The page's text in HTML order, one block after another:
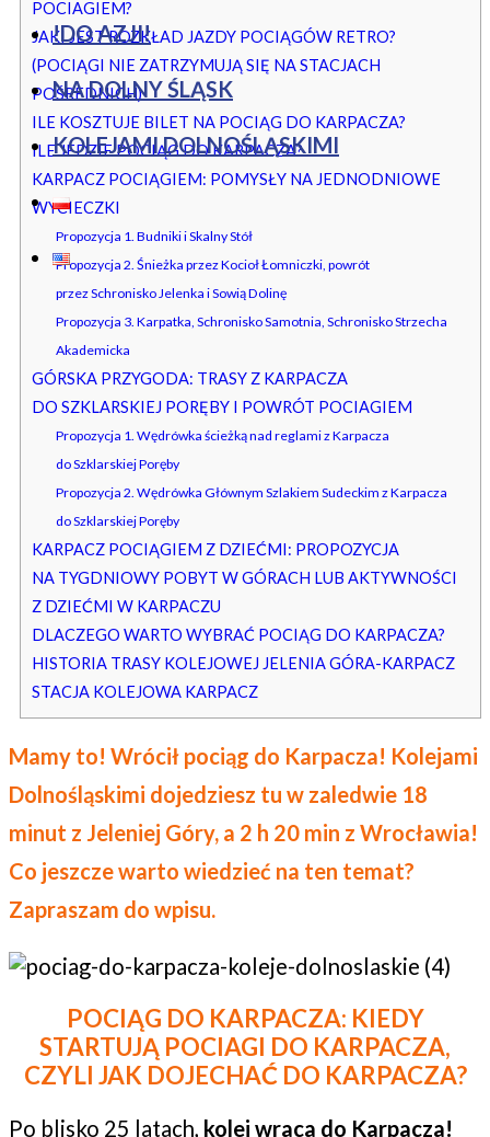
!DO AZJI!
NA DOLNY ŚLĄSK
KOLEJAMI DOLNOŚLĄSKIMI
POCIAGIEM?
JAKI JEST ROZKŁAD JAZDY POCIĄGÓW RETRO?
(POCIĄGI NIE ZATRZYMUJĄ SIĘ NA STACJACH
POŚREDNICH)
ILE KOSZTUJE BILET NA POCIĄG DO KARPACZA?
ILE JEDZIE POCIĄG DO KARPACZA?
KARPACZ POCIĄGIEM: POMYSŁY NA JEDNODNIOWE
WYCIECZKI
Propozycja 1. Budniki i Skalny Stół
Propozycja 2. Śnieżka przez Kocioł Łomniczki, powrót
przez Schronisko Jelenka i Sowią Dolinę
Propozycja 3. Karpatka, Schronisko Samotnia, Schronisko Strzecha
Akademicka
GÓRSKA PRZYGODA: TRASY Z KARPACZA
DO SZKLARSKIEJ PORĘBY I POWRÓT POCIAGIEM
Propozycja 1. Wędrówka ścieżką nad reglami z Karpacza
do Szklarskiej Poręby
Propozycja 2. Wędrówka Głównym Szlakiem Sudeckim z Karpacza
do Szklarskiej Poręby
KARPACZ POCIĄGIEM Z DZIEĆMI: PROPOZYCJA
NA TYGDNIOWY POBYT W GÓRACH LUB AKTYWNOŚCI
Z DZIEĆMI W KARPACZU
DLACZEGO WARTO WYBRAĆ POCIĄG DO KARPACZA?
HISTORIA TRASY KOLEJOWEJ JELENIA GÓRA-KARPACZ
STACJA KOLEJOWA KARPACZ
Mamy to! Wrócił pociąg do Karpacza! Kolejami
Dolnośląskimi dojedziesz tu w zaledwie 18
minut z Jeleniej Góry, a 2 h 20 min z Wrocławia!
Co jeszcze warto wiedzieć na ten temat?
Zapraszam do wpisu.
POCIĄG DO KARPACZA: KIEDY
STARTUJĄ POCIAGI DO KARPACZA,
CZYLI JAK DOJECHAĆ DO KARPACZA?
Po blisko 25 latach, kolej wraca do Karpacza!